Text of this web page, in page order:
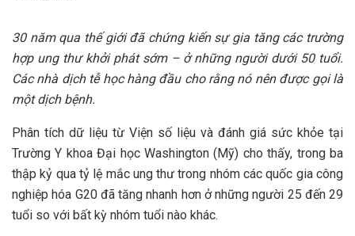
30 năm qua thế giới đã chứng kiến sự gia tăng các trường
hợp ung thư khởi phát sớm – ở những người dưới 50 tuổi.
Các nhà dịch tễ học hàng đầu cho rằng nó nên được gọi là
một dịch bệnh.
Phân tích dữ liệu từ Viện số liệu và đánh giá sức khỏe tại
Trường Y khoa Đại học Washington (Mỹ) cho thấy, trong ba
thập kỷ qua tỷ lệ mắc ung thư trong nhóm các quốc gia công
nghiệp hóa G20 đã tăng nhanh hơn ở những người 25 đến 29
tuổi so với bất kỳ nhóm tuổi nào khác.